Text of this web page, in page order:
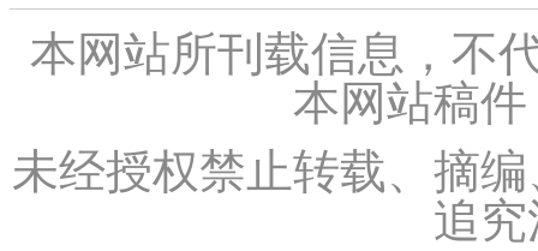
本网站所刊载信息，不
本网站稿
未经授权禁止转载、摘
追